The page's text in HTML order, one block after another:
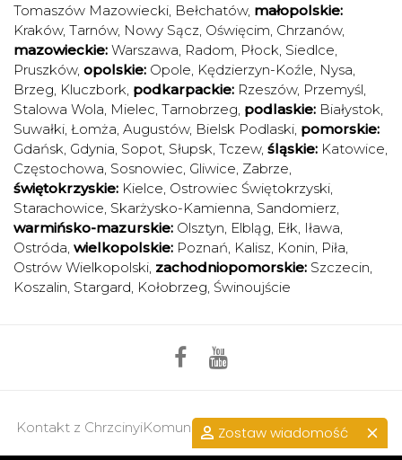
Zostaw wiadomość
Tomaszów Mazowiecki, Bełchatów, małopolskie:
Kraków, Tarnów, Nowy Sącz, Oświęcim, Chrzanów,
mazowieckie: Warszawa, Radom, Płock, Siedlce,
Pruszków, opolskie: Opole, Kędzierzyn-Koźle, Nysa,
Brzeg, Kluczbork, podkarpackie: Rzeszów, Przemyśl,
Stalowa Wola, Mielec, Tarnobrzeg, podlaskie: Białystok,
Suwałki, Łomża, Augustów, Bielsk Podlaski, pomorskie:
Gdańsk, Gdynia, Sopot, Słupsk, Tczew, śląskie: Katowice,
Częstochowa, Sosnowiec, Gliwice, Zabrze,
świętokrzyskie: Kielce, Ostrowiec Świętokrzyski,
Starachowice, Skarżysko-Kamienna, Sandomierz,
warmińsko-mazurskie: Olsztyn, Elbląg, Ełk, Iława,
Ostróda, wielkopolskie: Poznań, Kalisz, Konin, Piła,
Ostrów Wielkopolski, zachodniopomorskie: Szczecin,
Koszalin, Stargard, Kołobrzeg, Świnoujście
Kontakt z ChrzcinyiKomunie.pl >>przejdź do kontaktu.